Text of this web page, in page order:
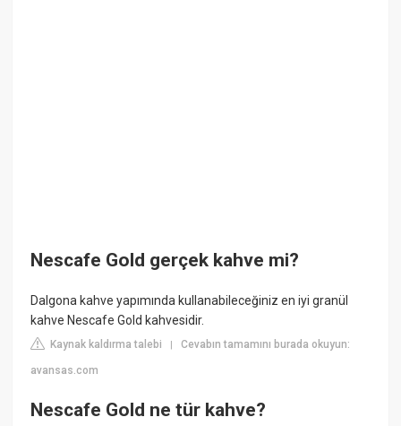
Nescafe Gold gerçek kahve mi?
Dalgona kahve yapımında kullanabileceğiniz en iyi granül
kahve Nescafe Gold kahvesidir.
Kaynak kaldırma talebi |Cevabın tamamını burada okuyun:
avansas.com
Nescafe Gold ne tür kahve?